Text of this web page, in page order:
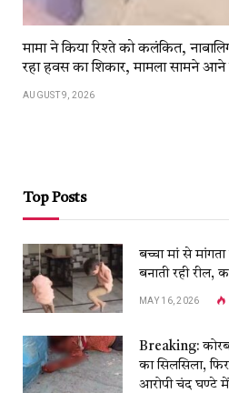
मामा ने किया रिश्ते को कलंकित,
रहा हवस का शिकार, मामला सामने आने
AUGUST 9, 2026
Top Posts
बच्चा मां से
बनाती रही रील,
MAY 16, 2026
Breaking:
का सिलसिला,
आरोपी चंद घण्टे में